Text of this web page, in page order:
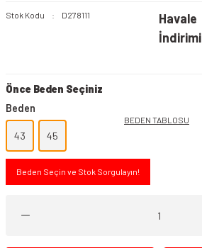
Stok Kodu D278111
Havale
İndirimi
Önce Beden Seçiniz
Beden
43 45
BEDEN TABLOSU
Beden Seçin ve Stok Sorgulayın!